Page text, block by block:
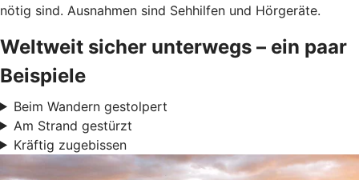
nötig sind. Ausnahmen sind Sehhilfen und Hörgeräte.
Weltweit sicher unterwegs – ein paar
Beispiele
Beim Wandern gestolpert
Am Strand gestürzt
Kräftig zugebissen